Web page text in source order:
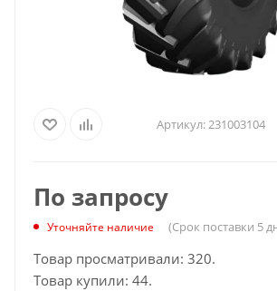
Артикул:231003104
По запросу
Уточняйте наличие (Срок поставки 5
Товар просматривали: 320.
Товар купили: 44.